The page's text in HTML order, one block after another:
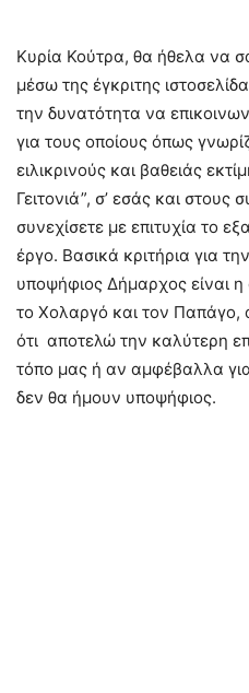
Κυρία Κούτρα, θα ήθελα να
μέσω της έγκριτης
την δυνατότητα να
για τους οποίους όπως
ειλικρινούς και βαθειάς
Γειτονιά”, σ’ εσάς και στους
συνεχίσετε με επιτυχία το
έργο. Βασικά κριτήρια για
υποψήφιος Δήμαρχος είναι
το Χολαργό και τον Παπάγο,
ότι αποτελώ την καλύτερη
τόπο μας ή αν αμφέβαλλα
δεν θα ήμουν υποψήφιος.